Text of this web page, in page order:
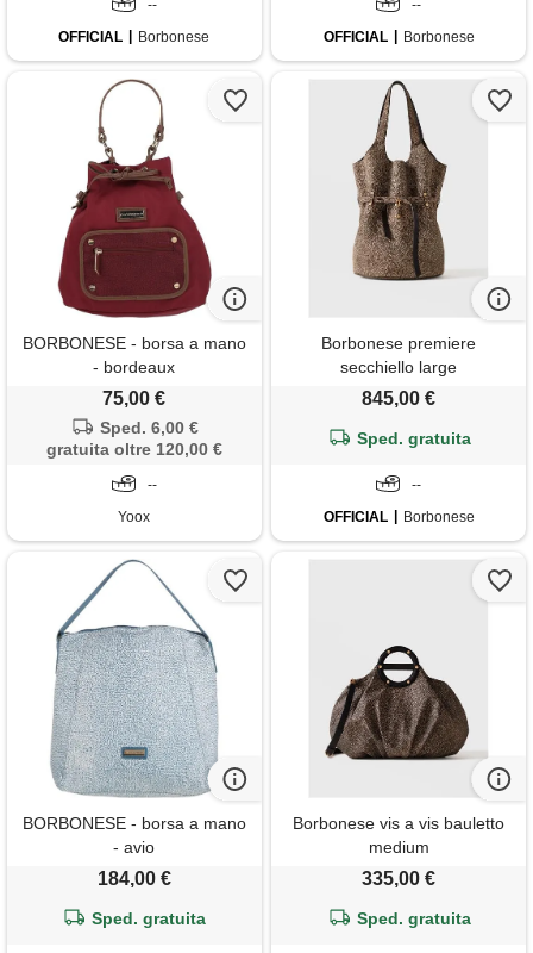
--
OFFICIAL
Borbonese
--
OFFICIAL
Borbonese
BORBONESE - borsa a mano
- bordeaux
75,00 €
Sped. 6,00 €
gratuita oltre 120,00 €
--
Yoox
Borbonese premiere
secchiello large
845,00 €
Sped. gratuita
--
OFFICIAL
Borbonese
BORBONESE - borsa a mano
- avio
184,00 €
Sped. gratuita
Borbonese vis a vis bauletto
medium
335,00 €
Sped. gratuita